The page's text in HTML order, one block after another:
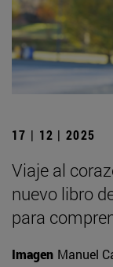
17 | 12 | 2025
Viaje al
nuevo libro
para
Imagen Manuel